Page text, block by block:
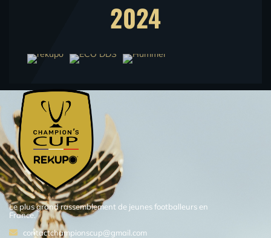
2024
Le plus grand rassemblement de jeunes footballeurs en
France.
contactchampionscup@gmail.com